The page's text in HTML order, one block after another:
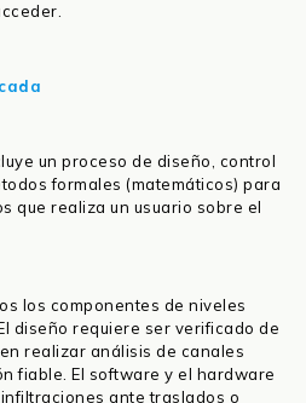
un proceso de diseño, control
formales (matemáticos) para
que realiza un usuario sobre el
los componentes de niveles
diseño requiere ser verificado de
realizar análisis de canales
fiable. El software y el hardware
ante traslados o